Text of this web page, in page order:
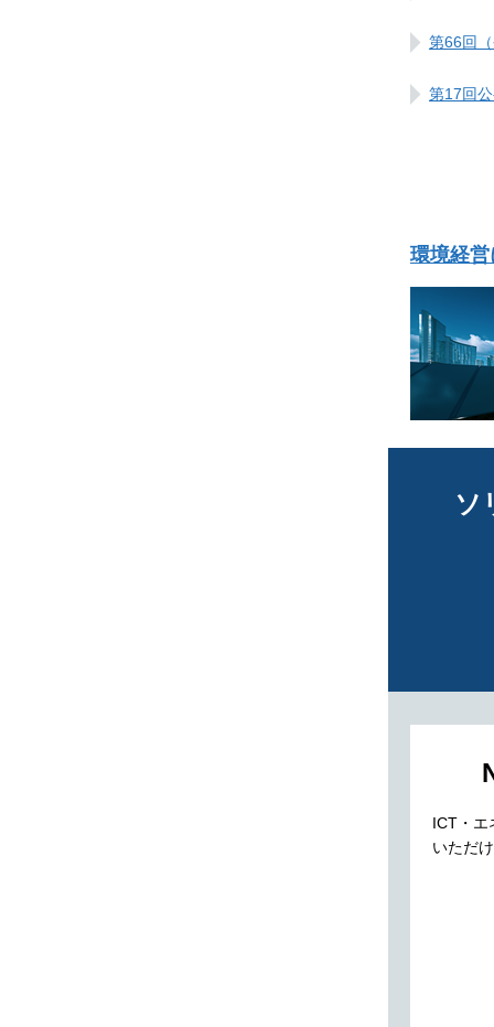
第66回
第17回
環境経
ソ
ICT・エ
いただ